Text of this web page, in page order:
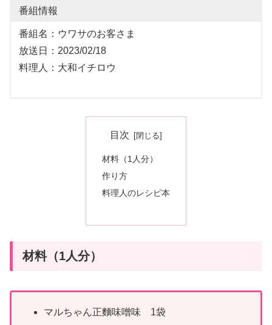
番組情報
番組名：ウワサのお客さま
放送日：2023/02/18
料理人：大和イチロウ
目次
材料（1人分）
作り方
料理人のレシピ本
材料（1人分）
マルちゃん正麵味噌味 1袋